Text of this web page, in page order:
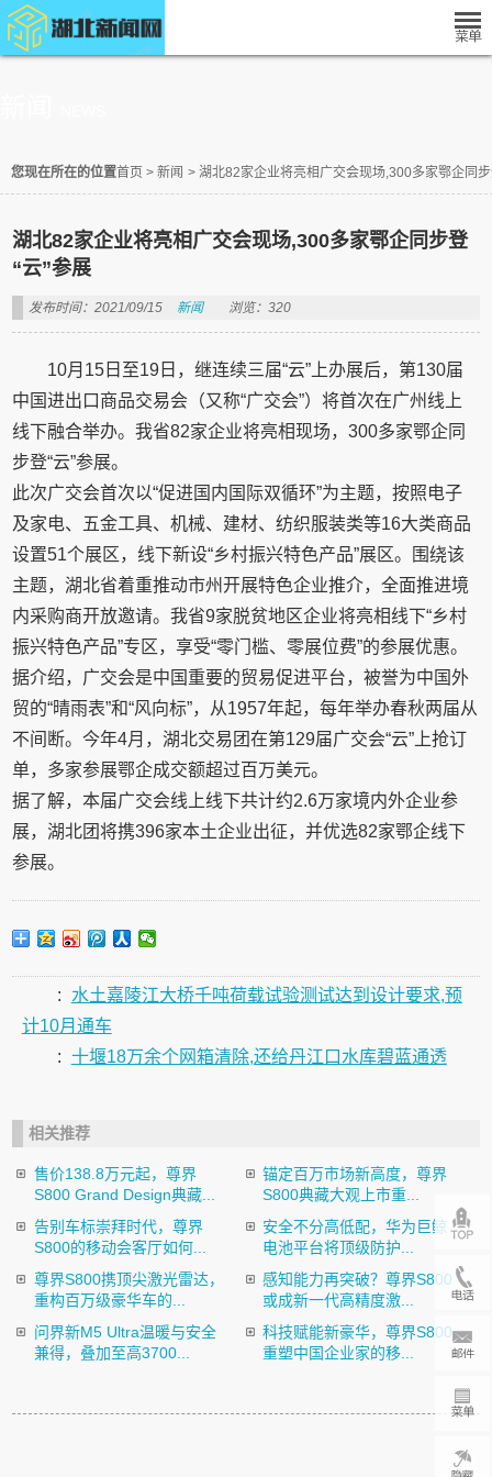
您现在所在的位置首页 > 新闻 > 湖北82家企业将亮相广交会现场,300多家鄂企同步
湖北82家企业将亮相广交会现场,300多家鄂企同步登
“云”参展
发布时间：2021/09/15 新闻 浏览：320
10月15日至19日，继连续三届“云”上办展后，第130届
中国进出口商品交易会（又称“广交会”）将首次在广州线上
线下融合举办。我省82家企业将亮相现场，300多家鄂企同
步登“云”参展。
此次广交会首次以“促进国内国际双循环”为主题，按照电子
及家电、五金工具、机械、建材、纺织服装类等16大类商品
设置51个展区，线下新设“乡村振兴特色产品”展区。围绕该
主题，湖北省着重推动市州开展特色企业推介，全面推进境
内采购商开放邀请。我省9家脱贫地区企业将亮相线下“乡村
振兴特色产品”专区，享受“零门槛、零展位费”的参展优惠。
据介绍，广交会是中国重要的贸易促进平台，被誉为中国外
贸的“晴雨表”和“风向标”，从1957年起，每年举办春秋两届从
不间断。今年4月，湖北交易团在第129届广交会“云”上抢订
单，多家参展鄂企成交额超过百万美元。
据了解，本届广交会线上线下共计约2.6万家境内外企业参
展，湖北团将携396家本土企业出征，并优选82家鄂企线下
参展。
:
水土嘉陵江大桥千吨荷载试验测试达到设计要求,预
计10月通车
: 十堰18万余个网箱清除,还给丹江口水库碧蓝通透
相关推荐
售价138.8万元起，尊界
S800 Grand Design典藏...
锚定百万市场新高度，尊界
S800典藏大观上市重...
告别车标崇拜时代，尊界
S800的移动会客厅如何...
安全不分高低配，华为巨鲸
电池平台将顶级防护...
尊界S800携顶尖激光雷达，
重构百万级豪华车的...
感知能力再突破？尊界S800
或成新一代高精度激...
问界新M5 Ultra温暖与安全
兼得，叠加至高3700...
科技赋能新豪华，尊界S800
重塑中国企业家的移...